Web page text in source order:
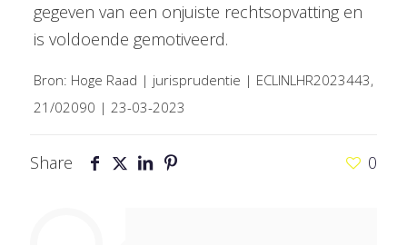
gegeven van een onjuiste rechtsopvatting en
is voldoende gemotiveerd.
Bron: Hoge Raad | jurisprudentie | ECLINLHR2023443,
21/02090 | 23-03-2023
Share 0